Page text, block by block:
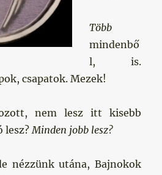
Több
mindenbő
l, is.
csapatok. Mezek!
nem lesz itt kisebb
lesz? Minden jobb lesz?
nézzünk utána, Bajnokok